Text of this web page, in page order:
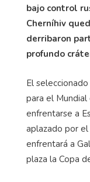
bajo control
Cherníhiv
derribaron
profundo
El
para el
enfrentarse a
aplazado por
enfrentará a
plaza la Copa